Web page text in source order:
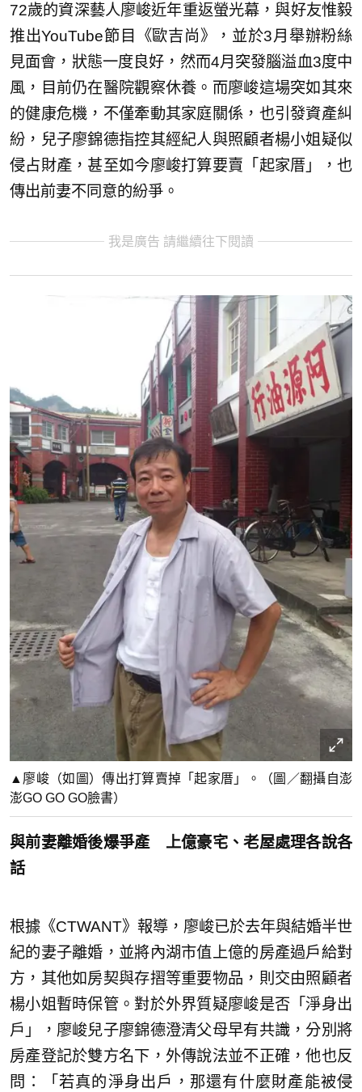
72歲的資深藝人廖峻近年重返螢光幕，與好友惟毅
推出YouTube節目《歐吉尚》，並於3月舉辦粉絲
見面會，狀態一度良好，然而4月突發腦溢血3度中
風，目前仍在醫院觀察休養。而廖峻這場突如其來
的健康危機，不僅牽動其家庭關係，也引發資產糾
紛，兒子廖錦德指控其經紀人與照顧者楊小姐疑似
侵占財產，甚至如今廖峻打算要賣「起家厝」，也
傳出前妻不同意的紛爭。
我是廣告 請繼續往下閱讀
▲廖峻（如圖）傳出打算賣掉「起家厝」。（圖／翻攝自澎
澎GO GO GO臉書）
與前妻離婚後爆爭產 上億豪宅、老屋處理各說各
話
根據《CTWANT》報導，廖峻已於去年與結婚半世
紀的妻子離婚，並將內湖市值上億的房產過戶給對
方，其他如房契與存摺等重要物品，則交由照顧者
楊小姐暫時保管。對於外界質疑廖峻是否「淨身出
戶」，廖峻兒子廖錦德澄清父母早有共識，分別將
房產登記於雙方名下，外傳說法並不正確，他也反
問：「若真的淨身出戶，那還有什麼財產能被侵